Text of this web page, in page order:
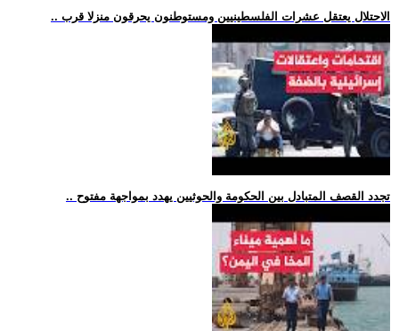
.. الاحتلال يعتقل عشرات الفلسطينيين ومستوطنون يحرقون منزلا قرب
.. تجدد القصف المتبادل بين الحكومة والحوثيين يهدد بمواجهة مفتوح